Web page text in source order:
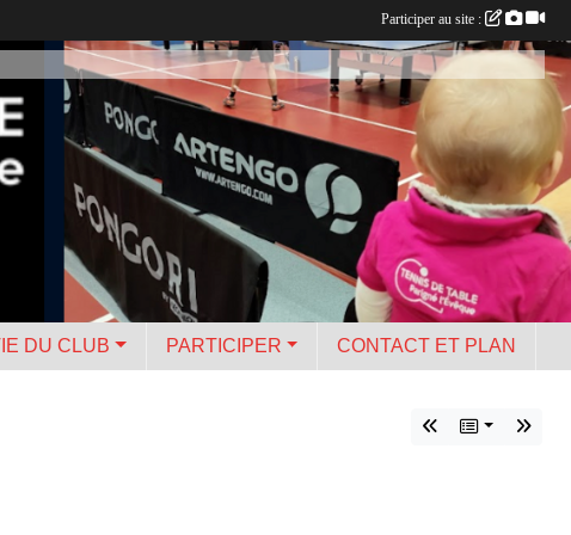
DU CLUB PARTICIPER CONTACT ET PLAN
Participer au site :